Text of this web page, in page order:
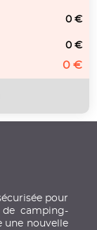
0 €
0 €
0 €
pour
camping-
une nouvelle